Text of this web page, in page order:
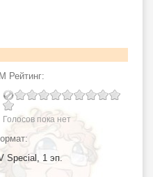
Рейтинг:
Голосов пока нет
Special, 1 эп.